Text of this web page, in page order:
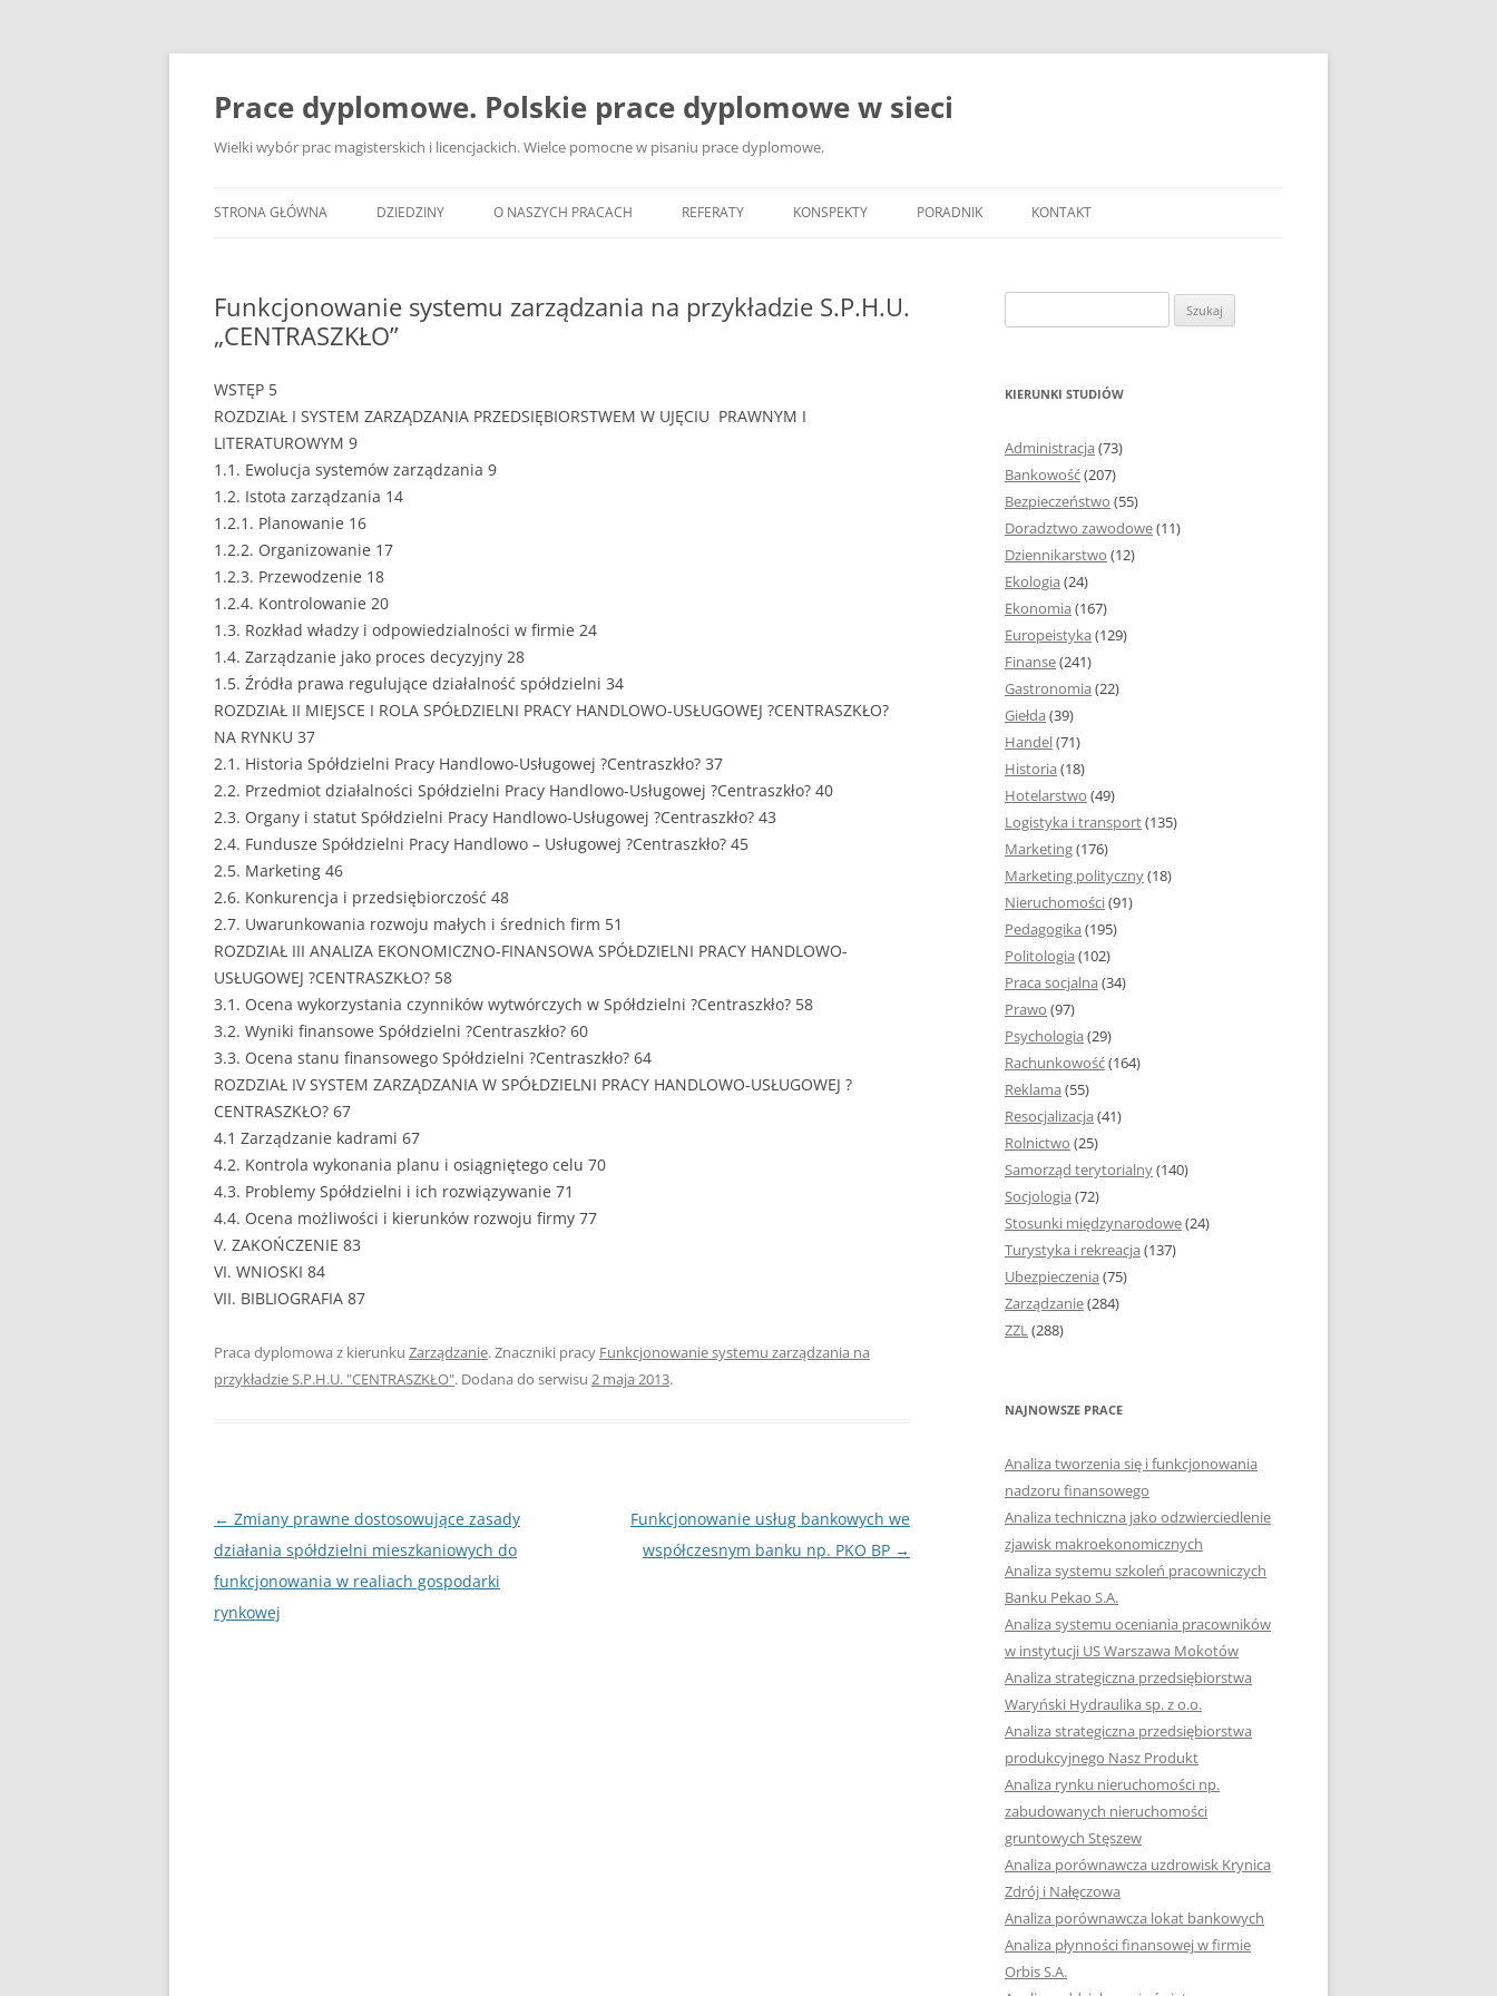
Przejdź
Prace dyplomowe. Polskie prace dyplomowe w sieci
Wielki wybór prac magisterskich i licencjackich. Wielce pomocne w pisaniu prace dyplomowe.
STRONA GŁÓWNA DZIEDZINY
BANKOWOŚĆ
EKONOMIA
GASTRONOMIA
HANDEL
HISTORIA
HOTELARSTWO
LOGISTYKA I TRANSPORT
MARKETING
MARKETING POLITYCZNY
PEDAGOGIKA
POLITOLOGIA
PSYCHOLOGIA
RACHUNKOWOŚĆ
ROLNICTWO
ZARZĄDZANIE
O NASZYCH PRACACH REFERATY KONSPEKTY PORADNIK
JAK ZBIERAĆ I OPRACOWYWAĆ
BIBLIOGRAFICZNYCH
ZAWARTOŚĆ I ROZMIAR PRACY
DYPLOMOWEJ
ESTETYKA PRACY DYPLOMOWEJ –
WYRÓŻNIENIA, NUMEROWANIE
CZCIONKA, MARGINESY I
WIELKOŚĆ STRON
STRUKTURA AKAPITU W PRACY
DYPLOMOWEJ
STYL PRACY DYPLOMOWEJ
SPIS TREŚCI W PRACY
DYPLOMOWEJ
WSTĘP PRACY DYPLOMOWEJ
ROZDZIAŁY I PODROZDZIAŁY
ZAKOŃCZENIE PRACY
DYPLOMOWEJ
BIBLIOGRAFIA
SPIS RYSUNKÓW, TABEL I
ZAŁĄCZNIKÓW
TABELE, RYSUNKI ORAZ WYKRESY
KSIĄŻKI, KTÓRE POMOGĄ CI
NAPISAĆ PRACĘ DYPLOMOWĄ
JAK PRZYGOTOWAĆ SIĘ DO
USTNEGO EGZAMINU
DYPLOMOWEGO?
HIPOTEZY W PRACACH
DYPLOMOWYCH
JAK PRZYGOTOWAĆ SIĘ DO
OBRONY PRACY DYPLOMOWEJ
KONTAKT
Funkcjonowanie systemu zarządzania na przykładzie S.P.H.U.
„CENTRASZKŁO”
WSTĘP 5
ROZDZIAŁ I SYSTEM ZARZĄDZANIA PRZEDSIĘBIORSTWEM W UJĘCIU PRAWNYM I
LITERATUROWYM 9
1.1. Ewolucja systemów zarządzania 9
1.2. Istota zarządzania 14
1.2.1. Planowanie 16
1.2.2. Organizowanie 17
1.2.3. Przewodzenie 18
1.2.4. Kontrolowanie 20
1.3. Rozkład władzy i odpowiedzialności w firmie 24
1.4. Zarządzanie jako proces decyzyjny 28
1.5. Źródła prawa regulujące działalność spółdzielni 34
ROZDZIAŁ II MIEJSCE I ROLA SPÓŁDZIELNI PRACY HANDLOWO-USŁUGOWEJ ?CENTRASZKŁO?
NA RYNKU 37
2.1. Historia Spółdzielni Pracy Handlowo-Usługowej ?Centraszkło? 37
2.2. Przedmiot działalności Spółdzielni Pracy Handlowo-Usługowej ?Centraszkło? 40
2.3. Organy i statut Spółdzielni Pracy Handlowo-Usługowej ?Centraszkło? 43
2.4. Fundusze Spółdzielni Pracy Handlowo – Usługowej ?Centraszkło? 45
2.5. Marketing 46
2.6. Konkurencja i przedsiębiorczość 48
2.7. Uwarunkowania rozwoju małych i średnich firm 51
ROZDZIAŁ III ANALIZA EKONOMICZNO-FINANSOWA SPÓŁDZIELNI PRACY HANDLOWO-
USŁUGOWEJ ?CENTRASZKŁO? 58
3.1. Ocena wykorzystania czynników wytwórczych w Spółdzielni ?Centraszkło? 58
3.2. Wyniki finansowe Spółdzielni ?Centraszkło? 60
3.3. Ocena stanu finansowego Spółdzielni ?Centraszkło? 64
ROZDZIAŁ IV SYSTEM ZARZĄDZANIA W SPÓŁDZIELNI PRACY HANDLOWO-USŁUGOWEJ ?
CENTRASZKŁO? 67
4.1 Zarządzanie kadrami 67
4.2. Kontrola wykonania planu i osiągniętego celu 70
4.3. Problemy Spółdzielni i ich rozwiązywanie 71
4.4. Ocena możliwości i kierunków rozwoju firmy 77
V. ZAKOŃCZENIE 83
VI. WNIOSKI 84
VII. BIBLIOGRAFIA 87
Praca dyplomowa z kierunku Zarządzanie. Znaczniki pracy Funkcjonowanie systemu zarządzania na
przykładzie S.P.H.U. "CENTRASZKŁO". Dodana do serwisu 2 maja 2013.
Nawigacja
wpisu
← Zmiany prawne dostosowujące zasady
działania spółdzielni mieszkaniowych do
funkcjonowania w realiach gospodarki
rynkowej
Funkcjonowanie usług bankowych we
współczesnym banku np. PKO BP →
KIERUNKI STUDIÓW
Administracja (73)
Bankowość(207)
Bezpieczeństwo (55)
Doradztwo zawodowe(11)
Dziennikarstwo (12)
Ekologia (24)
Ekonomia (167)
Europeistyka (129)
Finanse(241)
Gastronomia (22)
Giełda (39)
Handel(71)
Historia (18)
Hotelarstwo (49)
Logistyka i transport(135)
Marketing(176)
Marketing polityczny(18)
Nieruchomości(91)
Pedagogika (195)
Politologia (102)
Praca socjalna (34)
Prawo (97)
Psychologia (29)
Rachunkowość(164)
Reklama (55)
Resocjalizacja (41)
Rolnictwo (25)
Samorząd terytorialny(140)
Socjologia (72)
Stosunki międzynarodowe(24)
Turystyka i rekreacja (137)
Ubezpieczenia (75)
Zarządzanie(284)
ZZL(288)
NAJNOWSZE PRACE
Analiza tworzenia się i funkcjonowania
nadzoru finansowego
Analiza techniczna jako odzwierciedlenie
zjawisk makroekonomicznych
Analiza systemu szkoleń pracowniczych
Banku Pekao S.A.
Analiza systemu oceniania pracowników
w instytucji US Warszawa Mokotów
Analiza strategiczna przedsiębiorstwa
Waryński Hydraulika sp. z o.o.
Analiza strategiczna przedsiębiorstwa
produkcyjnego Nasz Produkt
Analiza rynku nieruchomości np.
zabudowanych nieruchomości
gruntowych Stęszew
Analiza porównawcza uzdrowisk Krynica
Zdrój i Nałęczowa
Analiza porównawcza lokat bankowych
Analiza płynności finansowej w firmie
Orbis S.A.